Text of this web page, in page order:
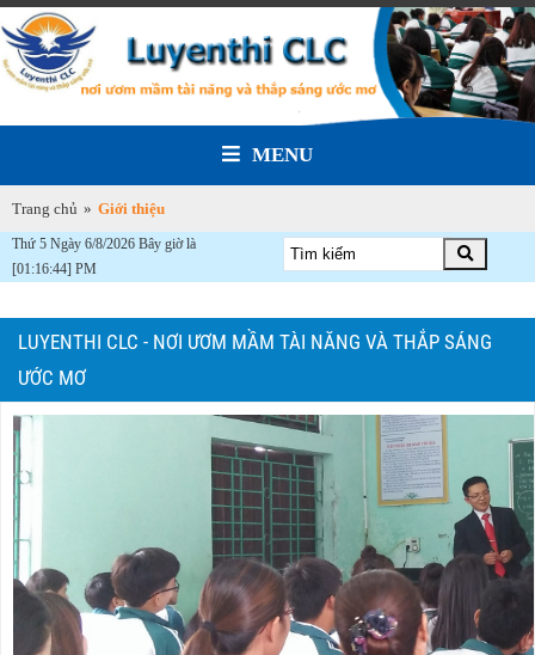
MENU
Trang chủ » Giới thiệu
Thứ 5 Ngày 6/8/2026 Bây giờ là
[01:16:44] PM
LUYENTHI CLC - NƠI ƯƠM MẦM TÀI NĂNG VÀ THẮP SÁNG
ƯỚC MƠ